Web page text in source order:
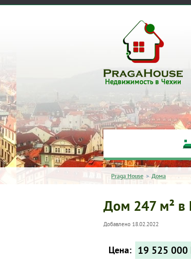
Praga House > Дома
Дом 247 м² в
Добавлено 18.02.2022
Цена: 19 525 000